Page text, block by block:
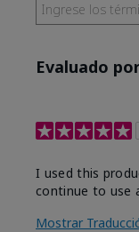
Evaluado
I used this
continue to use
Mostrar